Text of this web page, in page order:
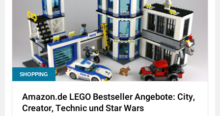
SHOPPING
Amazon.de LEGO Bestseller Angebote: City,
Creator, Technic und Star Wars